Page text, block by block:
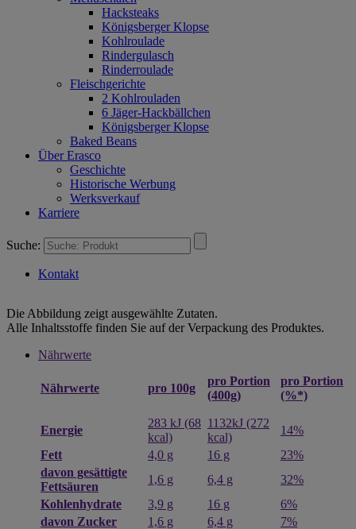
Hacksteaks
Königsberger Klopse
Kohlroulade
Rindergulasch
Rinderroulade
Fleischgerichte
2 Kohlrouladen
6 Jäger-Hackbällchen
Königsberger Klopse
Baked Beans
Über Erasco
Geschichte
Historische Werbung
Werksverkauf
Karriere
Suche:
Kontakt
Die Abbildung zeigt ausgewählte Zutaten.
Alle Inhaltsstoffe finden Sie auf der Verpackung des Produktes.
Nährwerte
Nährwerte pro 100g
pro Portion
(400g)
pro Portion
(%*)
Energie
283 kJ (68
kcal)
1132kJ (272
kcal)
14%
Fett
4,0 g 16 g
23%
davon gesättigte
Fettsäuren
1,6 g 6,4 g
32%
Kohlenhydrate
3,9 g 16 g
6%
davon Zucker
1,6 g 6,4 g
7%